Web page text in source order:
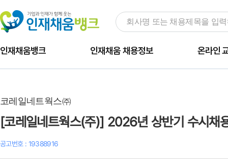
인재채움뱅크 인재채움 채용정보 온라인
코레일네트웍스㈜
[코레일네트웍스(주)] 2026년 상반기 수시채
공고번호 : 19388916